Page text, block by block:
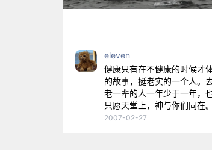
eleven
健康只有在不健康的时候才
的故事，挺老实的一个人。
老一辈的人一年少于一年，
只愿天堂上，神与你们同在。
2007-02-27